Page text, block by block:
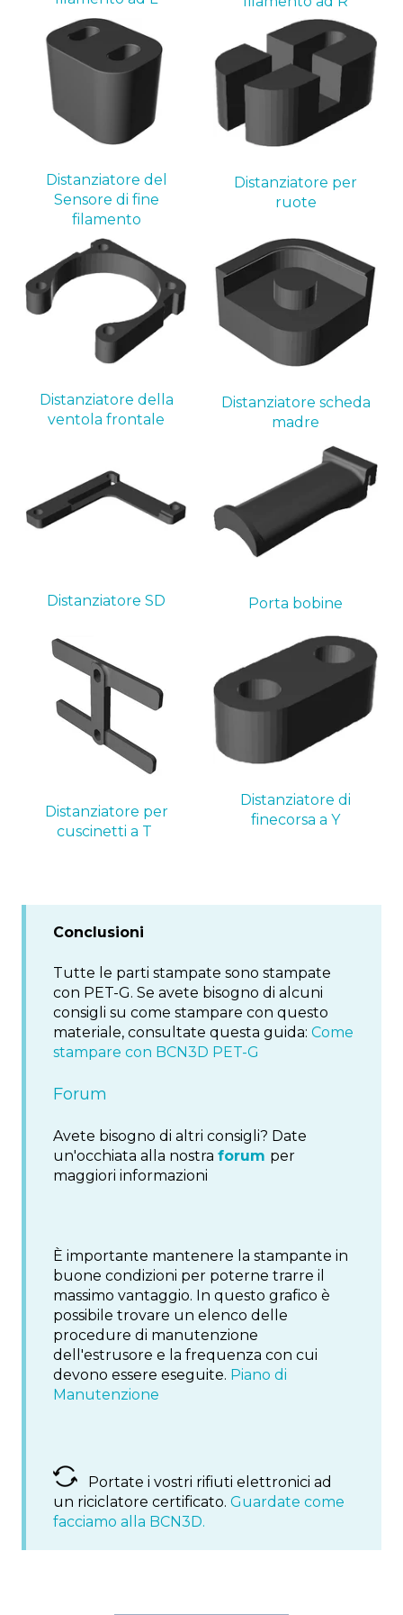
Distanziatore del
Sensore di fine
filamento
Distanziatore per
ruote
Distanziatore della
ventola frontale
Distanziatore scheda
madre
Distanziatore SD Porta bobine
Distanziatore per
cuscinetti a T
Distanziatore di
finecorsa a Y
Conclusioni
Tutte le parti stampate sono stampate
con PET-G. Se avete bisogno di alcuni
consigli su come stampare con questo
materiale, consultate questa guida: Come
stampare con BCN3D PET-G
Forum
Avete bisogno di altri consigli? Date
un'occhiata alla nostra forum per
maggiori informazioni
È importante mantenere la stampante in
buone condizioni per poterne trarre il
massimo vantaggio. In questo grafico è
possibile trovare un elenco delle
procedure di manutenzione
dell'estrusore e la frequenza con cui
devono essere eseguite. Piano di
Manutenzione
Portate i vostri rifiuti elettronici ad
un riciclatore certificato. Guardate come
facciamo alla BCN3D.